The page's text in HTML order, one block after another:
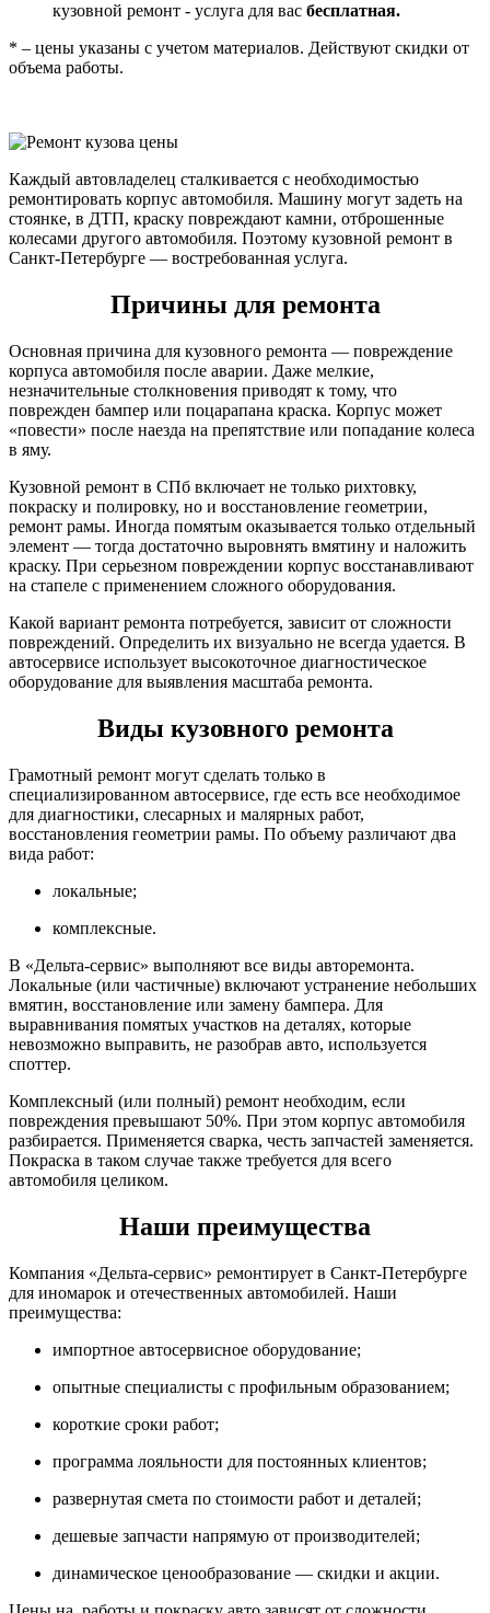
кузовной ремонт - услуга для вас бесплатная.
* – цены указаны с учетом материалов. Действуют скидки от
объема работы.
Каждый автовладелец сталкивается с необходимостью
ремонтировать корпус автомобиля. Машину могут задеть на
стоянке, в ДТП, краску повреждают камни, отброшенные
колесами другого автомобиля. Поэтому кузовной ремонт в
Санкт-Петербурге — востребованная услуга.
Причины для ремонта
Основная причина для кузовного ремонта — повреждение
корпуса автомобиля после аварии. Даже мелкие,
незначительные столкновения приводят к тому, что
поврежден бампер или поцарапана краска. Корпус может
«повести» после наезда на препятствие или попадание колеса
в яму.
Кузовной ремонт в СПб включает не только рихтовку,
покраску и полировку, но и восстановление геометрии,
ремонт рамы. Иногда помятым оказывается только отдельный
элемент — тогда достаточно выровнять вмятину и наложить
краску. При серьезном повреждении корпус восстанавливают
на стапеле с применением сложного оборудования.
Какой вариант ремонта потребуется, зависит от сложности
повреждений. Определить их визуально не всегда удается. В
автосервисе использует высокоточное диагностическое
оборудование для выявления масштаба ремонта.
Виды кузовного ремонта
Грамотный ремонт могут сделать только в
специализированном автосервисе, где есть все необходимое
для диагностики, слесарных и малярных работ,
восстановления геометрии рамы. По объему различают два
вида работ:
локальные;
комплексные.
В «Дельта-сервис» выполняют все виды авторемонта.
Локальные (или частичные) включают устранение небольших
вмятин, восстановление или замену бампера. Для
выравнивания помятых участков на деталях, которые
невозможно выправить, не разобрав авто, используется
споттер.
Комплексный (или полный) ремонт необходим, если
повреждения превышают 50%. При этом корпус автомобиля
разбирается. Применяется сварка, честь запчастей заменяется.
Покраска в таком случае также требуется для всего
автомобиля целиком.
Наши преимущества
Компания «Дельта-сервис» ремонтирует в Санкт-Петербурге
для иномарок и отечественных автомобилей. Наши
преимущества:
импортное автосервисное оборудование;
опытные специалисты с профильным образованием;
короткие сроки работ;
программа лояльности для постоянных клиентов;
развернутая смета по стоимости работ и деталей;
дешевые запчасти напрямую от производителей;
динамическое ценообразование — скидки и акции.